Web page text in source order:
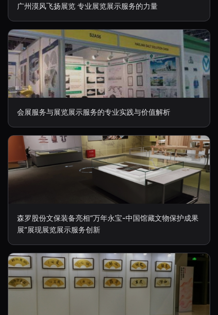
广州漠风飞扬展览 专业展览展示服务的力量
会展服务与展览展示服务的专业实践与价值解析
森罗股份文保装备亮相“万年永宝-中国馆藏文物保护成果
展”展现展览展示服务创新